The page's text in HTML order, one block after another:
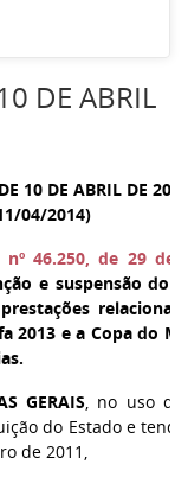
DE ABRIL
10 DE ABRIL DE
04/2014)
nº 46.250, de 29 de
e suspensão do
2013 e a Copa do
GERAIS, no uso
do Estado e
de 2011,